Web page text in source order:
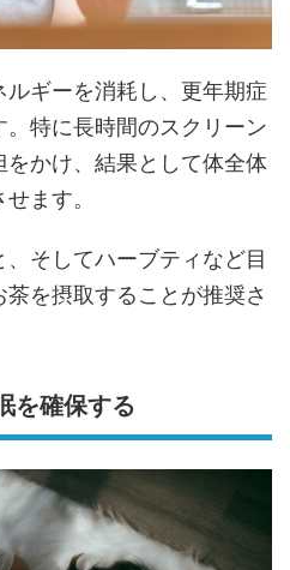
ギーを消耗し、更年期症
特に長時間のスクリーン
かけ、結果として体全体
ます。
そしてハーブティなど目
を摂取することが推奨さ
を確保する